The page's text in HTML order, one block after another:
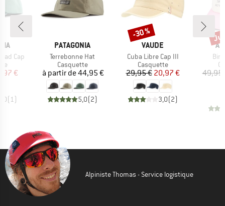
Cap
réduit
€
(1)
MARQUE
PATAGONIA
Article
Terrebonne Hat
Product group
Casquette
Prix
à partir de44,95 €
5,0(2)
MARQUE
VAUDE
Article
Cuba Libre Cap III
Product group
Casquette
Prix
29,95 €Prix réduit
20,97 €
3,0(2)
Remise
-30 %
49,95
Alpiniste Thomas - Service logistique